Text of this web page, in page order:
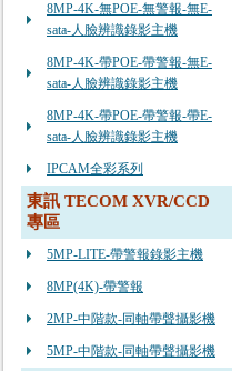
8MP-4K-無POE-無警報-無E-
sata-人臉辨識錄影主機
8MP-4K-帶POE-帶警報-無E-
sata-人臉辨識錄影主機
8MP-4K-帶POE-帶警報-帶E-
sata-人臉辨識錄影主機
IPCAM全彩系列
東訊 TECOM XVR/CCD
專區
5MP-LITE-帶警報錄影主機
8MP(4K)-帶警報
2MP-中階款-同軸帶聲攝影機
5MP-中階款-同軸帶聲攝影機